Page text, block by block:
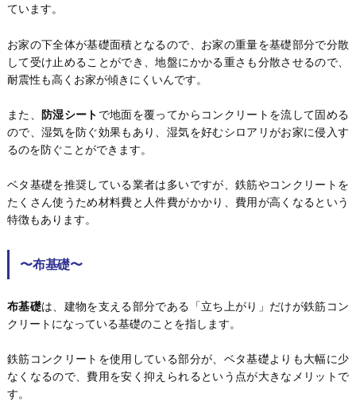
ています。
お家の下全体が基礎面積となるので、お家の重量を基礎部分で分散
して受け止めることができ、地盤にかかる重さも分散させるので、
耐震性も高くお家が傾きにくいんです。
また、 防湿シート で地面を覆ってからコンクリートを流して固める
ので、湿気を防ぐ効果もあり、湿気を好むシロアリがお家に侵入す
るのを防ぐことができます。
ベタ基礎を推奨している業者は多いですが、鉄筋やコンクリートを
たくさん使うため材料費と人件費がかかり、費用が高くなるという
特徴もあります。
〜布基礎〜
布基礎は、建物を支える部分である「立ち上がり」だけが鉄筋コン
クリートになっている基礎のことを指します。
鉄筋コンクリートを使用している部分が、ベタ基礎よりも大幅に少
なくなるので、費用を安く抑えられるという点が大きなメリットで
す。